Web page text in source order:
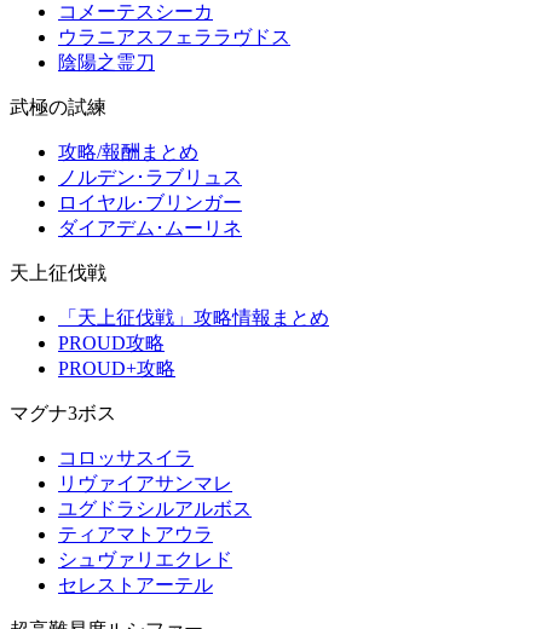
コメーテスシーカ
ウラニアスフェララヴドス
陰陽之霊刀
武極の試練
攻略/報酬まとめ
ノルデン･ラブリュス
ロイヤル･ブリンガー
ダイアデム･ムーリネ
天上征伐戦
「天上征伐戦」攻略情報まとめ
PROUD攻略
PROUD+攻略
マグナ3ボス
コロッサスイラ
リヴァイアサンマレ
ユグドラシルアルボス
ティアマトアウラ
シュヴァリエクレド
セレストアーテル